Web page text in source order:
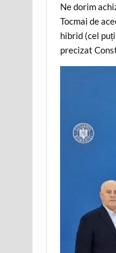
Ne dorim
Tocmai de
hibrid (cel
precizat